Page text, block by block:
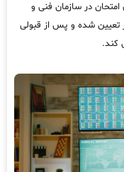
در سازمان فنی و
تعیین شده و پس از قبولی
کند.